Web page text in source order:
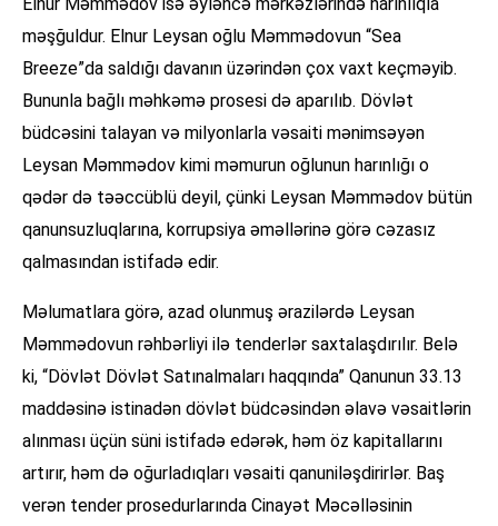
məşğuldur. Elnur Leysan oğlu Məmmədovun “Sea
Breeze”da saldığı davanın üzərindən çox vaxt keçməyib.
Bununla bağlı məhkəmə prosesi də aparılıb. Dövlət
büdcəsini talayan və milyonlarla vəsaiti mənimsəyən
Leysan Məmmədov kimi məmurun oğlunun harınlığı o
qədər də təəccüblü deyil, çünki Leysan Məmmədov bütün
qanunsuzluqlarına, korrupsiya əməllərinə görə cəzasız
qalmasından istifadə edir.
Məlumatlara görə, azad olunmuş ərazilərdə Leysan
Məmmədovun rəhbərliyi ilə tenderlər saxtalaşdırılır. Belə
ki, “Dövlət Dövlət Satınalmaları haqqında” Qanunun 33.13
maddəsinə istinadən dövlət büdcəsindən əlavə vəsaitlərin
alınması üçün süni istifadə edərək, həm öz kapitallarını
artırır, həm də oğurladıqları vəsaiti qanuniləşdirirlər. Baş
verən tender prosedurlarında Cinayət Məcəlləsinin